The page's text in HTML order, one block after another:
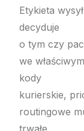
Etykieta
decyduje
o tym czy
we
kody
kurierskie,
routingowe
trwałe